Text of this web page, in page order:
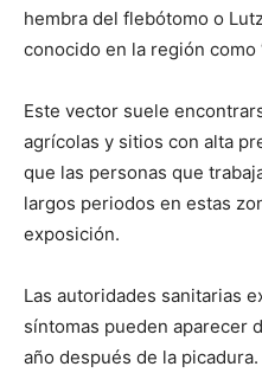
hembra del flebótomo o
conocido en la región como
Este vector suele
agrícolas y sitios con alta
que las personas que
largos periodos en estas
exposición.
Las autoridades sanitarias
síntomas pueden aparecer
año después de la